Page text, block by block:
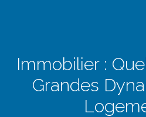
Immobilier :
Grandes